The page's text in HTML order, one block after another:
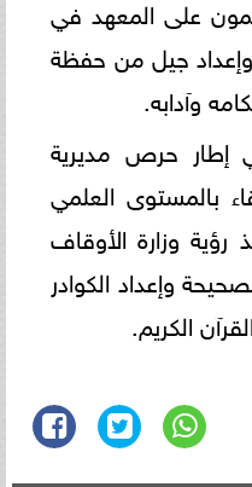
على المعهد في
جيل من حفظة
وآدابه.
إطار حرص مديرية
بالمستوى العلمي
رؤية وزارة الأوقاف
وإعداد الكوادر
الكريم.